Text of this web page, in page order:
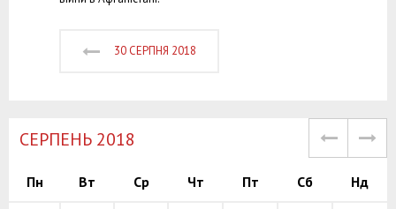
30 СЕРПНЯ 2018
СЕРПЕНЬ 2018
Пн Вт Ср Чт Пт Сб Нд